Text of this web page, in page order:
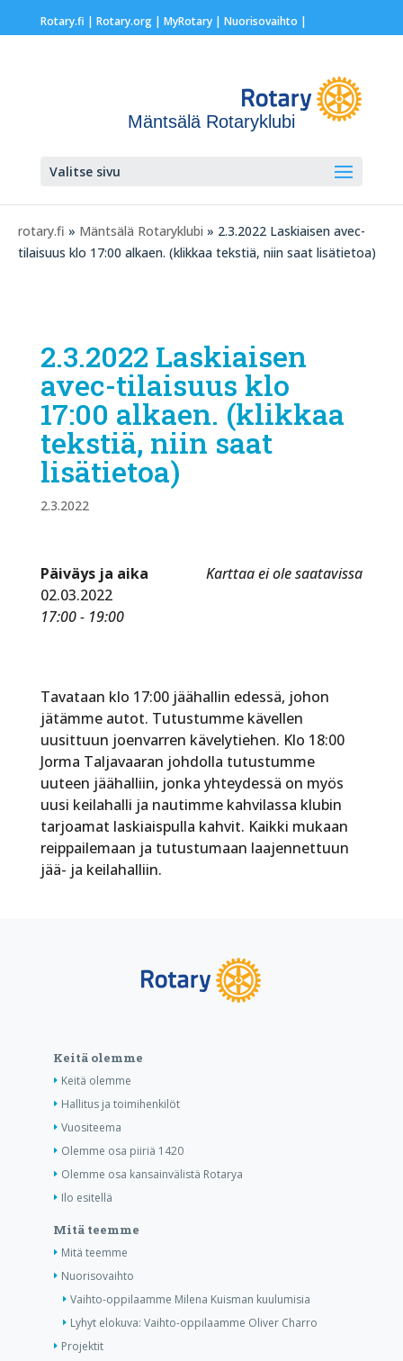
Rotary.fi | Rotary.org| MyRotary | Nuorisovaihto |
Mäntsälä Rotaryklubi
Valitse sivu
rotary.fi » Mäntsälä Rotaryklubi » 2.3.2022 Laskiaisen avec-
tilaisuus klo 17:00 alkaen. (klikkaa tekstiä, niin saat lisätietoa)
2.3.2022 Laskiaisen
avec-tilaisuus klo
17:00 alkaen. (klikkaa
tekstiä, niin saat
lisätietoa)
2.3.2022
Karttaa ei ole saatavissa
Päiväys ja aika
02.03.2022
17:00 - 19:00
Tavataan klo 17:00 jäähallin edessä, johon
jätämme autot. Tutustumme kävellen
uusittuun joenvarren kävelytiehen. Klo 18:00
Jorma Taljavaaran johdolla tutustumme
uuteen jäähalliin, jonka yhteydessä on myös
uusi keilahalli ja nautimme kahvilassa klubin
tarjoamat laskiaispulla kahvit. Kaikki mukaan
reippailemaan ja tutustumaan laajennettuun
jää- ja keilahalliin.
Keitä olemme
Keitä olemme
Hallitus ja toimihenkilöt
Vuositeema
Olemme osa piiriä 1420
Olemme osa kansainvälistä Rotarya
Ilo esitellä
Mitä teemme
Mitä teemme
Nuorisovaihto
Vaihto-oppilaamme Milena Kuisman kuulumisia
Lyhyt elokuva: Vaihto-oppilaamme Oliver Charro
Projektit